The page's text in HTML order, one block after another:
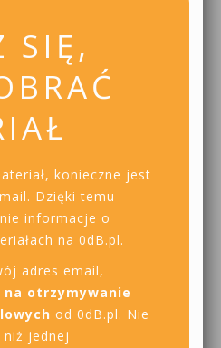
SIĘ,
konieczne jest
Dzięki temu
informacje o
na 0dB.pl.
adres email,
na otrzymywanie
od 0dB.pl. Nie
jednej